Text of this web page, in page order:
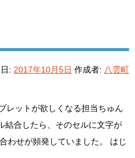
: 2017年10月5日 作成者: 八雲町
レットが欲しくなる担当ちゅん
結合したら、そのセルに文字が
わせが頻発していました。 はじ